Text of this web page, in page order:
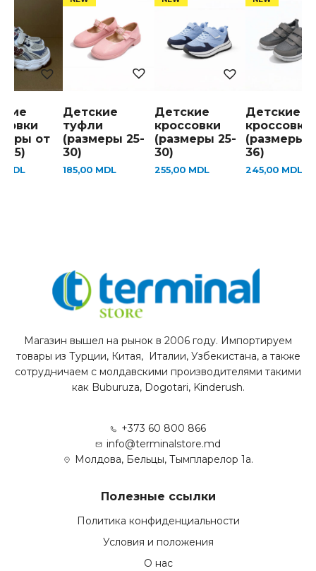
от
25)
MDL
Детские
туфли
(размеры 25-
30)
185,00 MDL
Детские
кроссовки
(размеры 25-
30)
255,00 MDL
Детские
кроссовки
(размеры
36)
245,00 MDL
Магазин вышел на рынок в 2006 году. Импортируем
товары из Турции, Китая, Италии, Узбекистана, а также
сотрудничаем с молдавскими производителями такими
как Buburuza, Dogotari, Kinderush.
+373 60 800 866
info@terminalstore.md
Молдова, Бельцы, Тымпларелор 1а.
Полезные ссылки
Политика конфиденциальности
Условия и положения
О нас